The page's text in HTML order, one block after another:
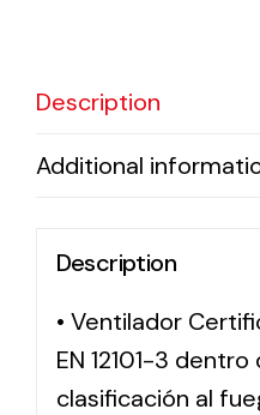
Description
Additional
Description
• Ventilador
EN 12101-3
clasificación al